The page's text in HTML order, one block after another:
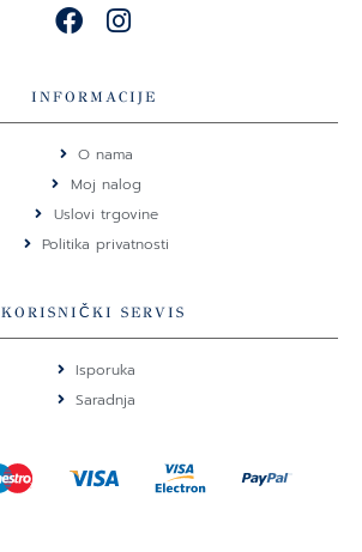
F
e
b
o
o
k
I
t
a
g
r
a
m
INFORMACIJE
O nama
Moj nalog
Uslovi trgovine
Politika privatnosti
KORISNIČKI SERVIS
Isporuka
Saradnja